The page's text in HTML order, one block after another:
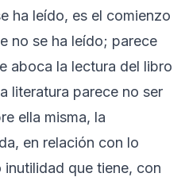
ha leído, es el comienzo
no se ha leído; parece
aboca la lectura del libro
literatura parece no ser
ella misma, la
en relación con lo
que tiene, con